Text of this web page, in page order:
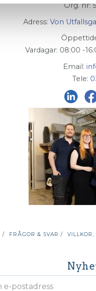
Org. nr:
Adress: Von
Vardagar: 08:00 -
Email:
Tele:
/ FRÅGOR & SVAR / VILLKOR,